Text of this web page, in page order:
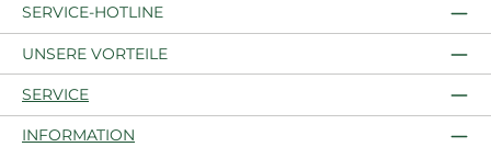
SERVICE-HOTLINE
UNSERE VORTEILE
SERVICE
INFORMATION